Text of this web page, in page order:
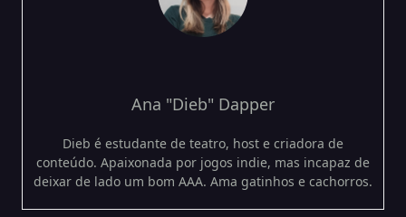
Ana "Dieb" Dapper
Dieb é estudante de teatro, host e criadora de
conteúdo. Apaixonada por jogos indie, mas incapaz de
deixar de lado um bom AAA. Ama gatinhos e cachorros.